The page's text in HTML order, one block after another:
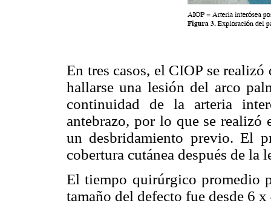
En tres casos, el CIOP se
hallarse una lesión del arco
continuidad de la arteria
antebrazo, por lo que se
un desbridamiento previo. El
cobertura cutánea después de la
El tiempo quirúrgico promedio
tamaño del defecto fue desde 6